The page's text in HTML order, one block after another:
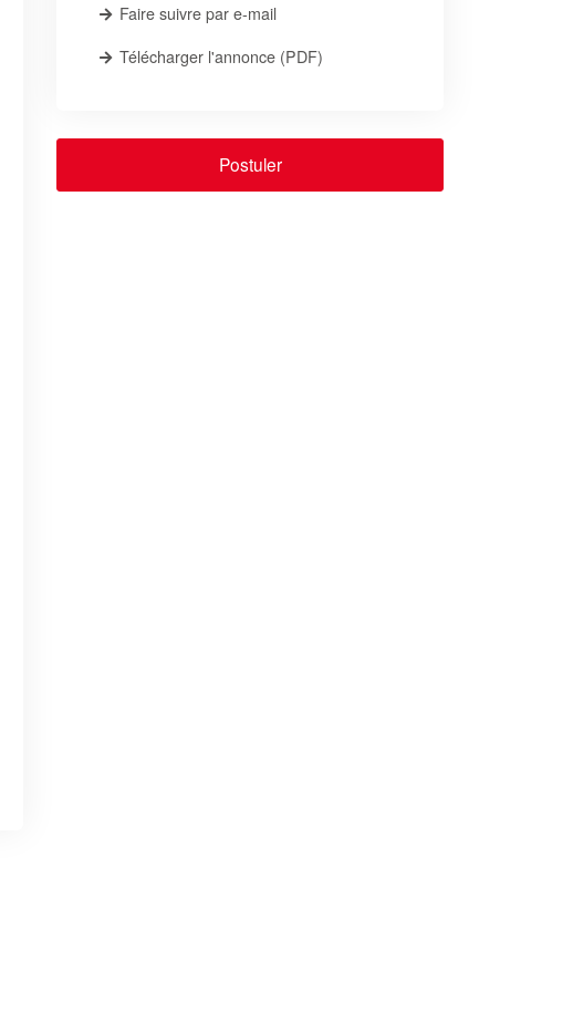
Faire suivre par e-mail
Télécharger l'annonce (PDF)
Postuler